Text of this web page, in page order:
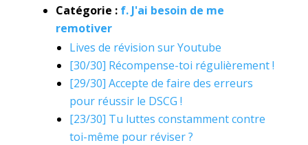
Catégorie : f. J'ai besoin de me
remotiver
Lives de révision sur Youtube
[30/30] Récompense-toi régulièrement !
[29/30] Accepte de faire des erreurs
pour réussir le DSCG !
[23/30] Tu luttes constamment contre
toi-même pour réviser ?